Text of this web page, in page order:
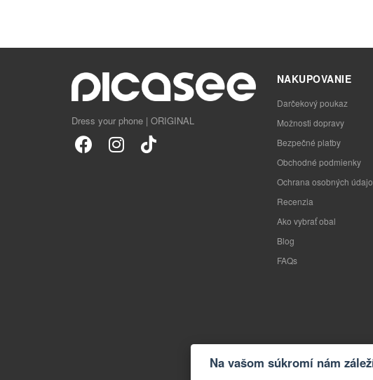
Dress your phone | ORIGINAL
NAKUPOVANIE
Darčekový poukaz
Možnosti dopravy
Bezpečné platby
Obchodné podmienky
Ochrana osobných
Recenzia
Ako vybrať obal
Blog
FAQs
Na vašom súkromí nám